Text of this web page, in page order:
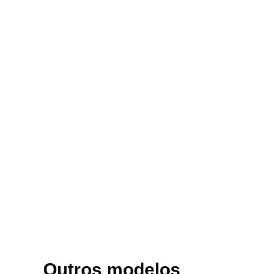
Outros modelos